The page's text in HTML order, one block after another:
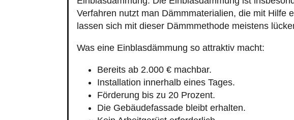
lassen sich mit dieser Dämmmethode meistens
Was eine Einblasdämmung so attraktiv macht:
Bereits ab 2.000 € machbar.
Förderung bis zu 20 Prozent.
Die Gebäudefassade bleibt erhalten.
Kein Arbeitgerüst erforderlich.
Keine Genehmigung erforderlich.